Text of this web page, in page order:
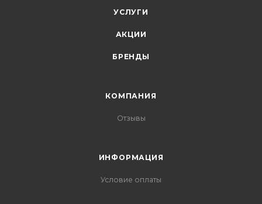
УСЛУГИ
АКЦИИ
БРЕНДЫ
КОМПАНИЯ
Отзывы
ИНФОРМАЦИЯ
Условие оплаты